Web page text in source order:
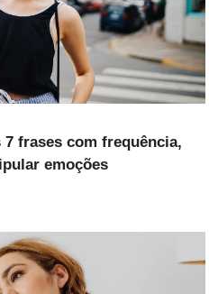
frases com frequência,
emoções